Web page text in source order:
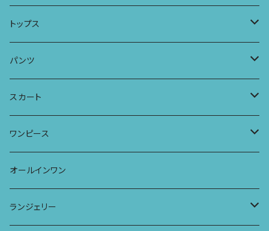
ロングスリーブワンピース
Tシャツ
パーカー
ワンピース
Tシャツ
フレンチスリーブラウス
サーフパンツ
ドレス
ストール
トップス
タンクトップ・キャミソール
タンクトップ
キャミソール
ワイドTシャツ
チュニックTシャツ
七分袖トップス
ラグランスリーブトップス
パンツ
アラジンパンツ
ポケット付きアラジンパンツ
ワイドパンツ
ポケット付きワイドパンツ
スカート
マキシスカート
ワンピース
ワンピース
オールインワン
オールインワン
ランジェリー